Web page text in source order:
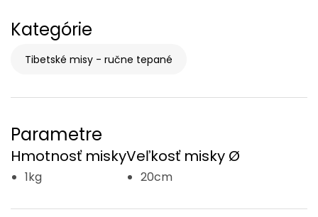
Kategórie
Tibetské misy - ručne tepané
Parametre
Hmotnosť misky
1kg
Veľkosť misky Ø
20cm